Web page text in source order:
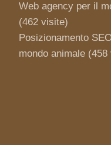
Web agency per il
(462 visite)
Posizionamento
mondo animale(458